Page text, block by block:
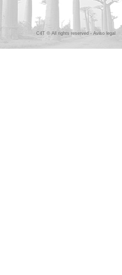
C4T © All rights reserved - Aviso legal